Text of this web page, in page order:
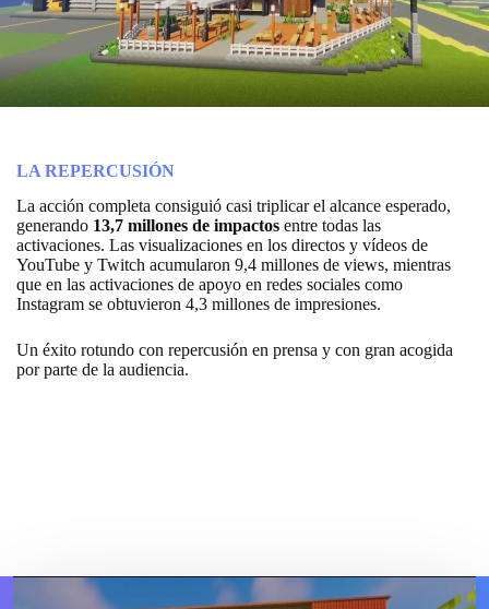
LA REPERCUSIÓN
La acción completa consiguió casi triplicar el alcance esperado,
generando 13,7 millones de impactos entre todas las
activaciones. Las visualizaciones en los directos y vídeos de
YouTube y Twitch acumularon 9,4 millones de views, mientras
que en las activaciones de apoyo en redes sociales como
Instagram se obtuvieron 4,3 millones de impresiones.
Un éxito rotundo con repercusión en prensa y con gran acogida
por parte de la audiencia.